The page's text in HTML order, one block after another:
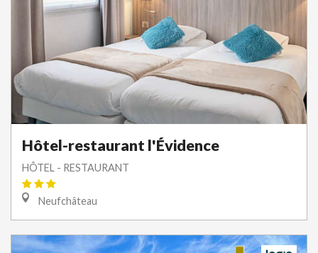
Hôtel-restaurant l'Évidence
HÔTEL - RESTAURANT
Neufchâteau